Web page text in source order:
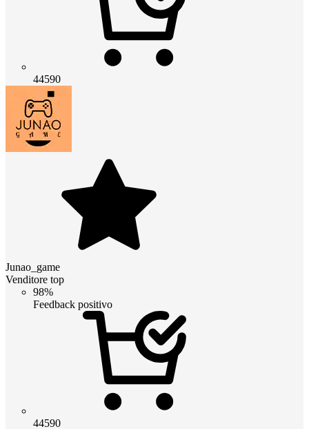
44590
Junao_game
Venditore top
98%
Feedback positivo
44590